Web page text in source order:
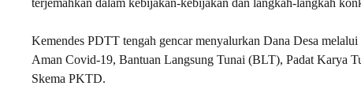
Kemendes PDTT tengah gencar menyalurkan Dana Desa
Aman Covid-19, Bantuan Langsung Tunai (BLT), Padat Karya
Skema PKTD.